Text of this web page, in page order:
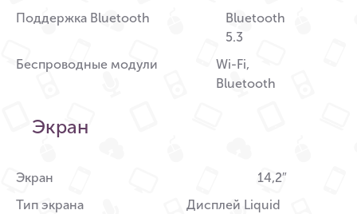
Поддержка Bluetooth
Bluetooth
5.3
Беспроводные модули
Wi-Fi,
Bluetooth
Экран
Экран
14,2″
Тип экрана
Дисплей Liquid